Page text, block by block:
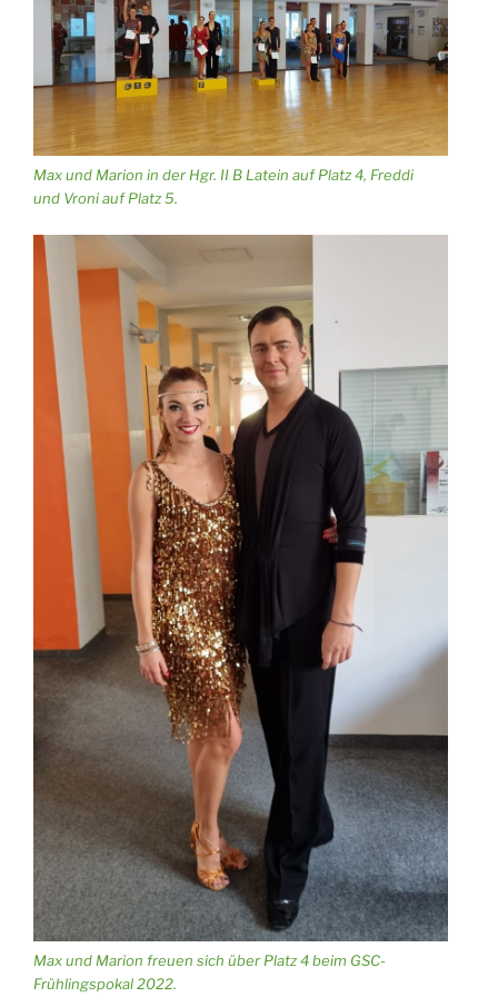
Max und Marion in der Hgr. II B Latein auf Platz 4, Freddi
und Vroni auf Platz 5.
Max und Marion freuen sich über Platz 4 beim GSC-
Frühlingspokal 2022.